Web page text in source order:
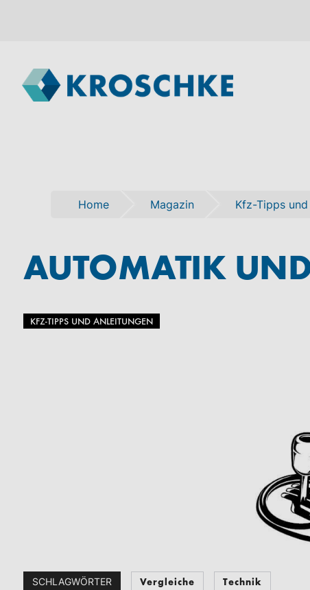
Home Magazin Kfz-Tipps
AUTOMATIK UND
KFZ-TIPPS UND ANLEITUNGEN
SCHLAGWÖRTER Vergleiche Technik